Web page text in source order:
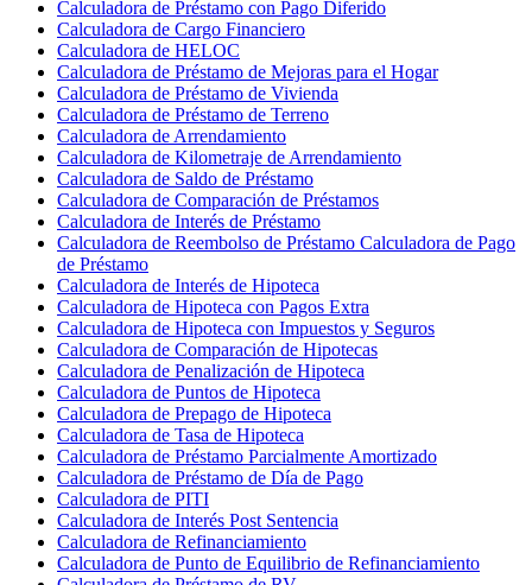
Calculadora de Préstamo con Pago Diferido
Calculadora de Cargo Financiero
Calculadora de HELOC
Calculadora de Préstamo de Mejoras para el Hogar
Calculadora de Préstamo de Vivienda
Calculadora de Préstamo de Terreno
Calculadora de Arrendamiento
Calculadora de Kilometraje de Arrendamiento
Calculadora de Saldo de Préstamo
Calculadora de Comparación de Préstamos
Calculadora de Interés de Préstamo
Calculadora de Reembolso de Préstamo Calculadora de Pago
de Préstamo
Calculadora de Interés de Hipoteca
Calculadora de Hipoteca con Pagos Extra
Calculadora de Hipoteca con Impuestos y Seguros
Calculadora de Comparación de Hipotecas
Calculadora de Penalización de Hipoteca
Calculadora de Puntos de Hipoteca
Calculadora de Prepago de Hipoteca
Calculadora de Tasa de Hipoteca
Calculadora de Préstamo Parcialmente Amortizado
Calculadora de Préstamo de Día de Pago
Calculadora de PITI
Calculadora de Interés Post Sentencia
Calculadora de Refinanciamiento
Calculadora de Punto de Equilibrio de Refinanciamiento